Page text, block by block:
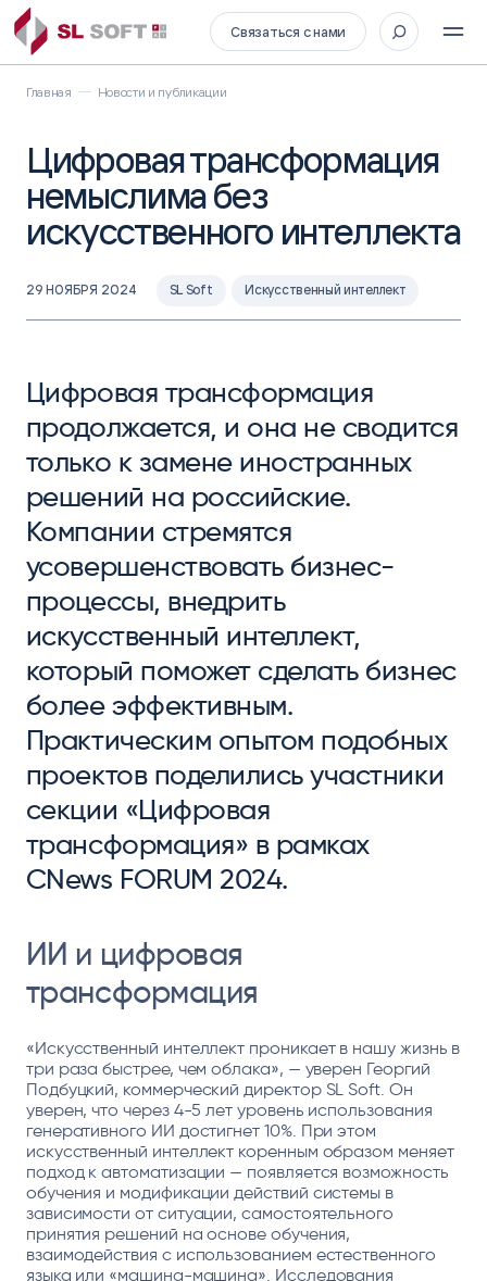
Связаться с нами
Главная Новости и публикации
Цифровая трансформация
немыслима без
искусственного интеллекта
29 НОЯБРЯ 2024 SL Soft Искусственный интеллект
Цифровая трансформация
продолжается, и она не сводится
только к замене иностранных
решений на российские.
Компании стремятся
усовершенствовать бизнес-
процессы, внедрить
искусственный интеллект,
который поможет сделать бизнес
более эффективным.
Практическим опытом подобных
проектов поделились участники
секции «Цифровая
трансформация» в рамках
CNews FORUM 2024.
ИИ и цифровая
трансформация
«Искусственный интеллект проникает в нашу жизнь в
три раза быстрее, чем облака», — уверен Георгий
Подбуцкий, коммерческий директор SL Soft. Он
уверен, что через 4-5 лет уровень использования
генеративного ИИ достигнет 10%. При этом
искусственный интеллект коренным образом меняет
подход к автоматизации — появляется возможность
обучения и модификации действий системы в
зависимости от ситуации, самостоятельного
принятия решений на основе обучения,
взаимодействия с использованием естественного
языка или «машина-машина». Исследования